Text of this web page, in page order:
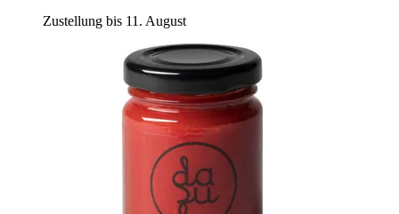
Zustellung bis 11. August